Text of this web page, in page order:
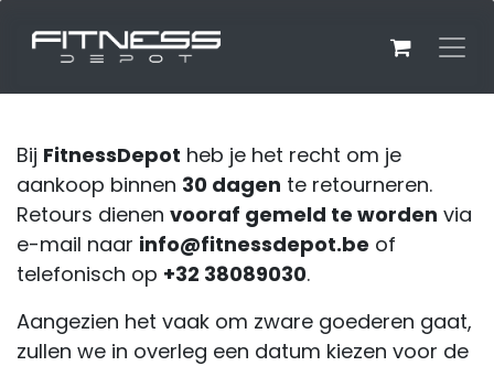
Bij FitnessDepot heb je het recht om je
aankoop binnen 30 dagen te retourneren.
Retours dienen vooraf gemeld te worden via
e-mail naar info@fitnessdepot.be of
telefonisch op +32 38089030.
Aangezien het vaak om zware goederen gaat,
zullen we in overleg een datum kiezen voor de